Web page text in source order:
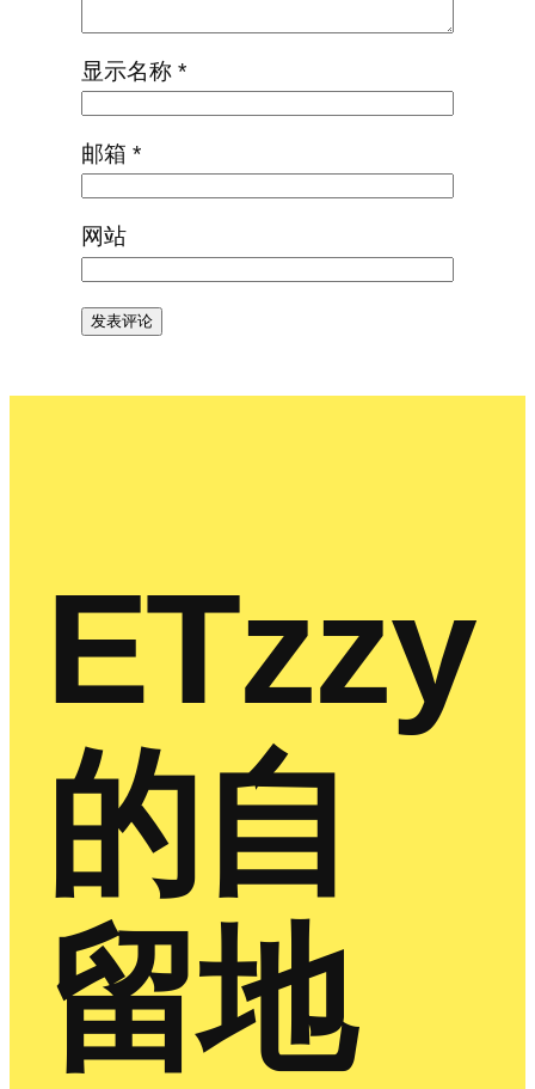
显示名称 *
邮箱 *
网站
ETzzy
的自
留地